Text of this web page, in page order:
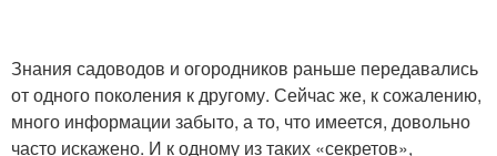
Знания садоводов и огородников раньше передавались
от одного поколения к другому. Сейчас же, к сожалению,
много информации забыто, а то, что имеется, довольно
часто искажено. И к одному из таких «секретов»,